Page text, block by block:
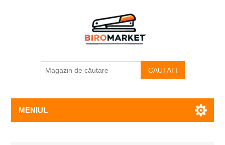
CAUTATI
MENIUL